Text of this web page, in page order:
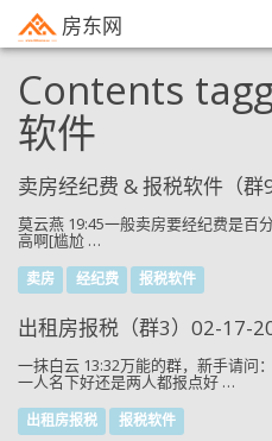
房东网
Contents
软件
卖房经纪费 & 报税软件（
莫云燕 19:45一般卖房要经纪费是百
高啊[尴尬 …
卖房 经纪费 报税软件
出租房报税（群3）02-17-
一抹白云 13:32万能的群，新手请问
一人名下好还是两人都报点好 …
出租房报税 报税软件